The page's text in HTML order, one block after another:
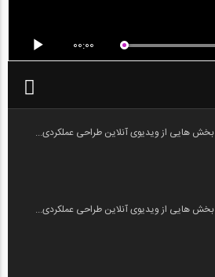
00:00
بخش هایی از ویدیوی آنلاین طراحی عملکردی...
بخش هایی از ویدیوی آنلاین طراحی عملکردی...